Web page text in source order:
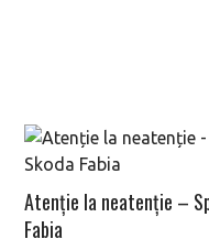
Atenție la neatenție –
Fabia